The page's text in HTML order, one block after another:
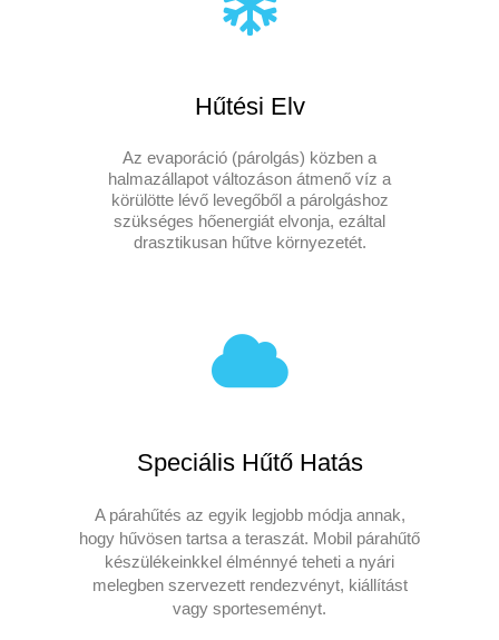
Hűtési Elv
Az evaporáció (párolgás) közben a
halmazállapot változáson átmenő víz a
körülötte lévő levegőből a párolgáshoz
szükséges hőenergiát elvonja, ezáltal
drasztikusan hűtve környezetét.
Speciális Hűtő Hatás
A párahűtés az egyik legjobb módja annak,
hogy hűvösen tartsa a teraszát. Mobil párahűtő
készülékeinkkel élménnyé teheti a nyári
melegben szervezett rendezvényt, kiállítást
vagy sporteseményt.